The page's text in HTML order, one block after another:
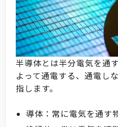
半導体とは半分電気を通
よって通電する、通電し
指します。
導体：常に電気を通す